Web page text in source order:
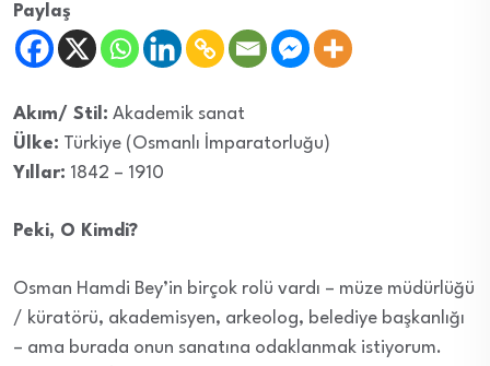
Paylaş
Akım/ Stil: Akademik sanat
Ülke: Türkiye (Osmanlı İmparatorluğu)
Yıllar: 1842 – 1910
Peki, O Kimdi?
Osman Hamdi Bey’in birçok rolü vardı – müze müdürlüğü
/ küratörü, akademisyen, arkeolog, belediye başkanlığı
– ama burada onun sanatına odaklanmak istiyorum.